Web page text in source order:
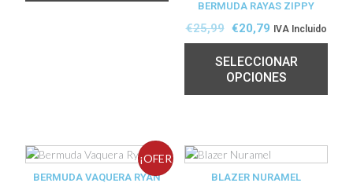
BERMUDA RAYAS ZIPPY
€25,99 €20,79 IVA Incluido
SELECCIONAR
OPCIONES
¡OFER
BERMUDA VAQUERA RYAN BLAZER NURAMEL